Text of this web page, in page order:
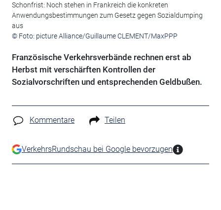
Schonfrist: Noch stehen in Frankreich die konkreten
Anwendungsbestimmungen zum Gesetz gegen Sozialdumping
aus
© Foto: picture Alliance/Guillaume CLEMENT/MaxPPP
Französische Verkehrsverbände rechnen erst ab
Herbst mit verschärften Kontrollen der
Sozialvorschriften und entsprechenden Geldbußen.
Kommentare Teilen
VerkehrsRundschau bei Google bevorzugen